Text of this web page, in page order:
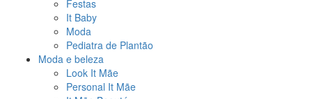
Festas
It Baby
Moda
Pediatra de Plantão
Moda e beleza
Look It Mãe
Personal It Mãe